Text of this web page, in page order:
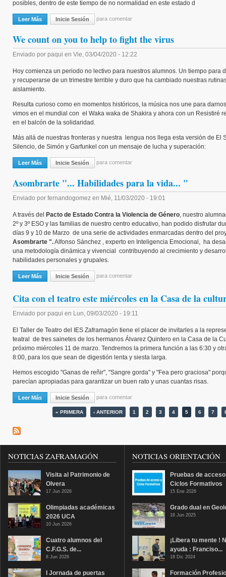
posibles, dentro de este tiempo de no normalidad en este estado d
Leer Más Sobre Nuestro Alumnado Y Familias Con Corazones Agradecidos.
Inicie Sesión para comentar
We count on you to help to fight the virus
Enviado por paqui en Vie, 03/04/2020 - 12:22
Hoy comienza un periodo no lectivo para nuestros alumnos. Un tiempo para
y recuperarse de un trimestre terrible y duro que ha cambiado nuestras
aislamiento.
Resulta curioso como en momentos históricos, la música nos une para
vimos en el mundial con el Waka waka de Shakira y ahora con un Resistiré
en el balcón de la solidaridad.
Más allá de nuestras fronteras y nuestra lengua nos llega esta versión de El
Silencio, de Simón y Garfunkel con un mensaje de lucha y superación:
Leer Más Sobre We Count On You To Help To Fight The Virus
Inicie Sesión para comentar
Asombrarte "... Habilidades para la vida... "
Enviado por fernandogomez en Mié, 11/03/2020 - 19:01
A través del Pacto de Estado Contra la Violencia de Género, nuestro
2º y 3º ESO y las familias de nuestro centro educativo, han podido disfrutar
días 9 y 10 de Marzo de una serie de actividades enmarcadas dentro del
Asombrarte ".Alfonso Sánchez , experto en Inteligencia Emocional, ha
una metodología dinámica y vivencial contribuyendo al crecimiento y
habilidades personales y grupales.
Leer Más Sobre Asombrarte "... Habilidades Para La Vida... "
Inicie Sesión para comentar
Cita con el teatro este miércoles en la Casa de la
Enviado por paqui en Lun, 09/03/2020 - 19:11
El Taller de Teatro del IES Zaframagón tiene el placer de invitarles a la
teatral de tres sainetes de los hermanos Álvarez Quintero en la Casa de la
próximo miércoles 11 de marzo. Tendremos la primera función a las 6:30 y
8:00, para los que sean de digestión lenta y siesta larga.
Hemos escogido "Ganas de reñir", "Sangre gorda" y "Fea pero graciosa"
parecían apropiadas para garantizar un buen rato y unas cuantas risas.
Leer Más Sobre Cita Con El Teatro Este Miércoles En La Casa De La Cultura.
Inicie Sesión para comentar
« PRIMERA ‹ ANTERIOR 1 2 3 4 5 6 7
NOTICIAS ZAFRAMAGÓN
Visita al Patrimonio de
Olvera
17 Jun 2026
Olimpiadas académicas
2026 UCA
10 Jun 2026
Cuatro alumnos del
C.F.G.S. de...
8 Jun 2026
I Jornada de puertas
NOTICIAS ORIENTACIÓN
Pruebas de
Ciclos Formativos
15 Ene 2026
Grado dual en
16 Jun 2025
¡Libera tu mente !
ayuda : Franciso...
18 Dic 2024
Formación